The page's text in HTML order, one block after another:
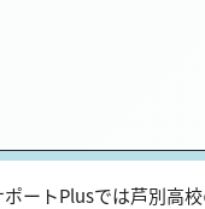
ートPlusでは芦別高